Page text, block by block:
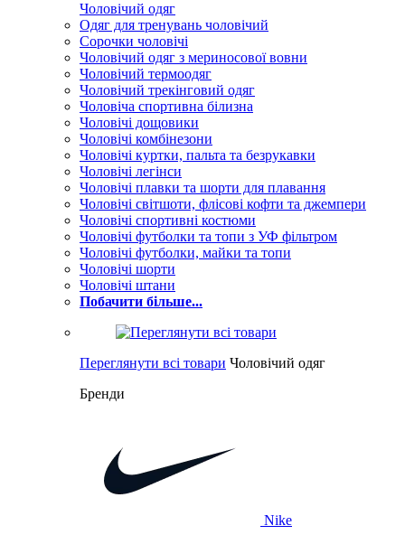
Чоловічий одяг
Одяг для тренувань чоловічий
Сорочки чоловічі
Чоловічий одяг з мериносової вовни
Чоловічий термоодяг
Чоловічий трекінговий одяг
Чоловіча спортивна білизна
Чоловічі дощовики
Чоловічі комбінезони
Чоловічі куртки, пальта та безрукавки
Чоловічі легінси
Чоловічі плавки та шорти для плавання
Чоловічі світшоти, флісові кофти та джемпери
Чоловічі спортивні костюми
Чоловічі футболки та топи з УФ фільтром
Чоловічі футболки, майки та топи
Чоловічі шорти
Чоловічі штани
Побачити більше...
Переглянути всі товари Чоловічий одяг
Бренди
Nike